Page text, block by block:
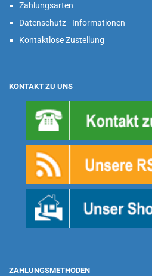
Zahlungsarten
Datenschutz - Informationen
Kontaktlose Zustellung
KONTAKT ZU UNS
ZAHLUNGSMETHODEN